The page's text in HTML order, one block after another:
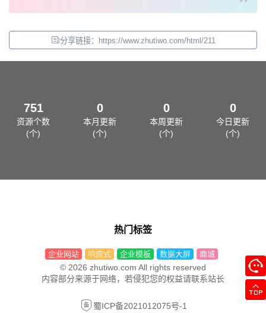
分享链接：https://www.zhutiwo.com/html/211
751
资源个数
(个)
0
本月更新
(个)
0
本周更新
(个)
0
今日更新
(个)
热门标签
企业网站 响应式 企业模板 数据大屏 商城
© 2026 zhutiwo.com All rights reserved
内容部分来源于网络，若侵犯您的权益请联系站长
蜀ICP备2021012075号-1